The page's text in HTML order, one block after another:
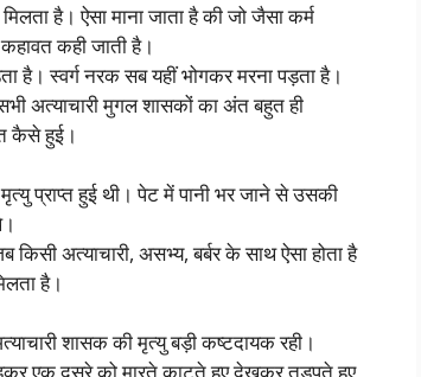
है। ऐसा माना जाता है की जो जैसा कर्म
कही जाती है।
है। स्वर्ग नरक सब यहीं भोगकर मरना पड़ता है।
अत्याचारी मुगल शासकों का अंत बहुत ही
कैसे हुई।
प्राप्त हुई थी। पेट में पानी भर जाने से उसकी
किसी अत्याचारी, असभ्य, बर्बर के साथ ऐसा होता है
है।
शासक की मृत्यु बड़ी कष्टदायक रही।